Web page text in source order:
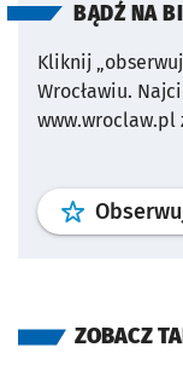
BĄDŹ NA
Kliknij
Wrocławiu.
www.wroclaw.pl
ZOBACZ